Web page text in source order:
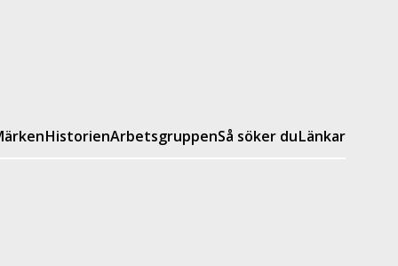
HistorienArbetsgruppenSå söker duLänkar